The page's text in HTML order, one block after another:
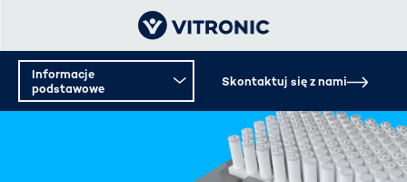
Informacje
podstawowe
Skontaktuj się z nami